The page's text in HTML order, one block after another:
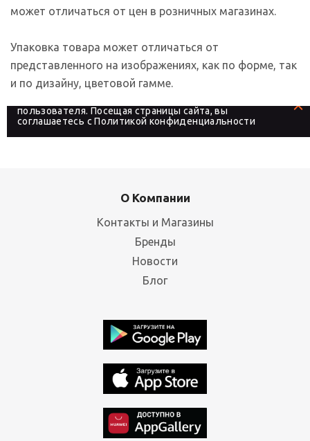
может отличаться от цен в розничных магазинах.
Упаковка товара может отличаться от
представленного на изображениях, как по форме, так
и по дизайну, цветовой гамме.
На сайте используются файлы cookies, которые его
пользователя. Посещая страницы сайта, вы
соглашаетесь сПолитикой конфиденциальности
О Компании
Контакты и Магазины
Бренды
Новости
Блог